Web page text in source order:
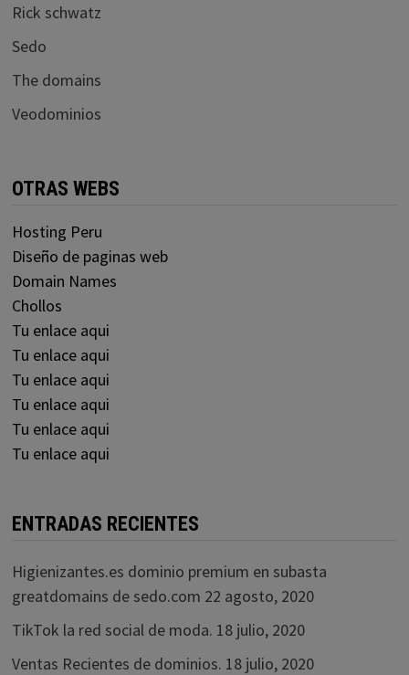
Rick schwatz
Sedo
The domains
Veodominios
OTRAS WEBS
Hosting Peru
Diseño de paginas web
Domain Names
Chollos
Tu enlace aqui
Tu enlace aqui
Tu enlace aqui
Tu enlace aqui
Tu enlace aqui
Tu enlace aqui
ENTRADAS RECIENTES
Higienizantes.es dominio premium en subasta
greatdomains de sedo.com 22 agosto, 2020
TikTok la red social de moda. 18 julio, 2020
Ventas Recientes de dominios. 18 julio, 2020